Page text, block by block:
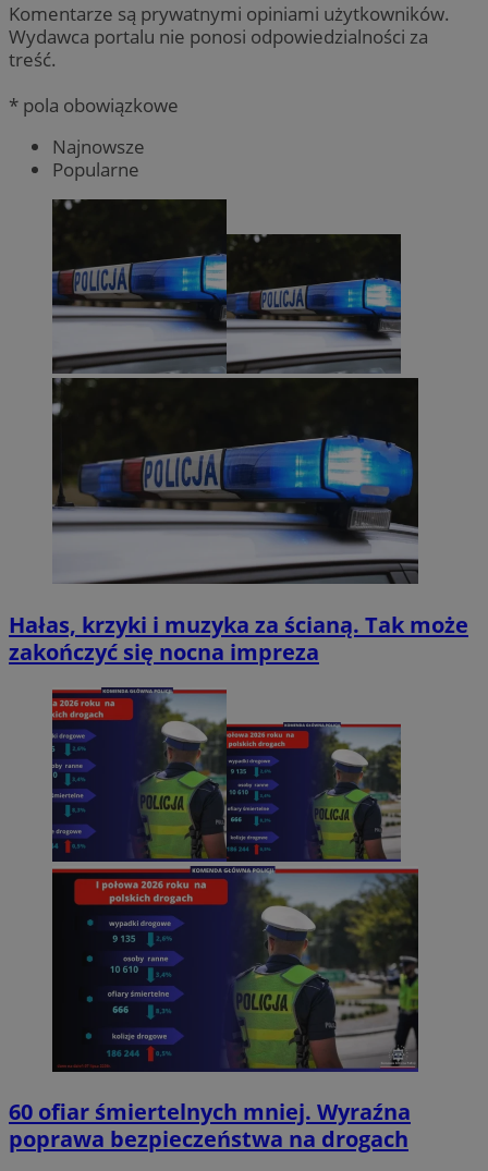
Komentarze są prywatnymi opiniami użytkowników.
Wydawca portalu nie ponosi odpowiedzialności za
treść.
* pola obowiązkowe
Najnowsze
Popularne
Hałas, krzyki i muzyka za ścianą. Tak może
zakończyć się nocna impreza
60 ofiar śmiertelnych mniej. Wyraźna
poprawa bezpieczeństwa na drogach